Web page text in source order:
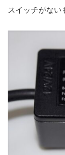
スイッチがない